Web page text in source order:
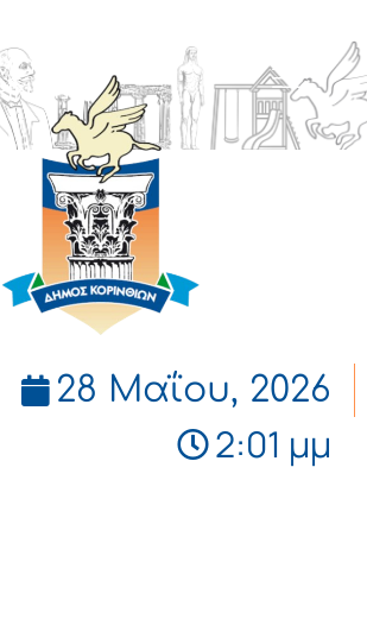
28 Μαΐου, 2026
2:01 μμ